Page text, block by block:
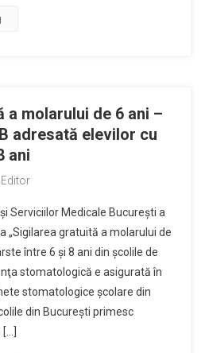
a molarului de 6 ani –
adresată elevilor cu
ani
Editor
Serviciilor Medicale Bucureşti a
„Sigilarea gratuită a molarului de
între 6 şi 8 ani din şcolile de
stomatologică e asigurată în
stomatologice şcolare din
din Bucureşti primesc